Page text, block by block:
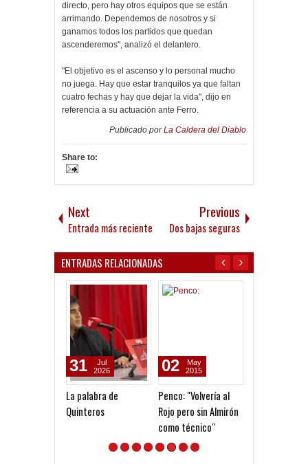
directo, pero hay otros equipos que se están
arrimando. Dependemos de nosotros y si
ganamos todos los partidos que quedan
ascenderemos", analizó el delantero.
"El objetivo es el ascenso y lo personal mucho
no juega. Hay que estar tranquilos ya que faltan
cuatro fechas y hay que dejar la vida", dijo en
referencia a su actuación ante Ferro.
Publicado porLa Caldera del Diablo
Share to:
Next
Entrada más reciente
Previous
Dos bajas seguras
ENTRADAS RELACIONADAS
La palabra de
Quinteros
31
Jul
2026
Penco: "Volvería al
Rojo pero sin Almirón
como técnico"
02
May
2015